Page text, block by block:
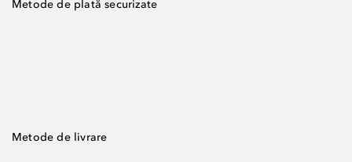
Metode de plată securizate
Metode de livrare